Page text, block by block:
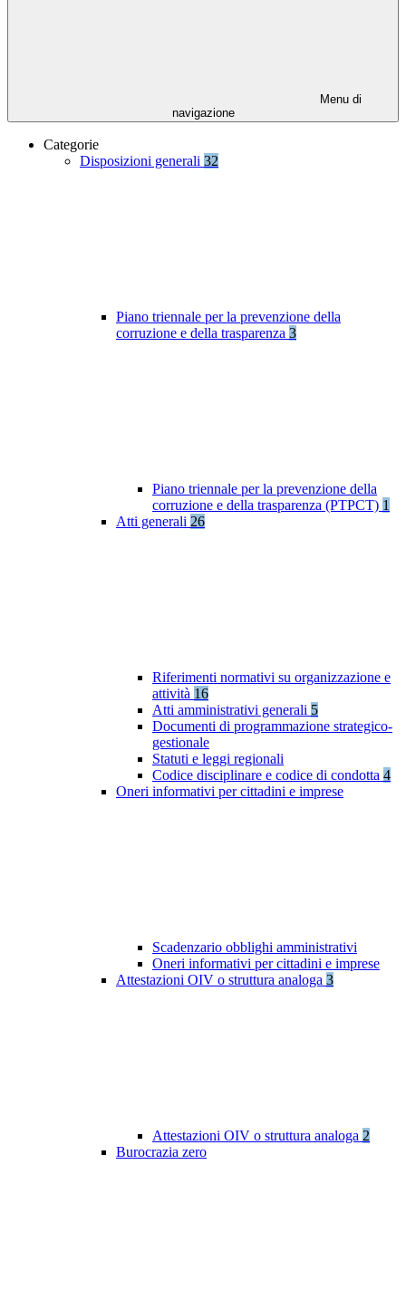
Menu di
navigazione
Categorie
Disposizioni generali 32
Piano triennale per la prevenzione della
corruzione e della trasparenza 3
Piano triennale per la prevenzione della
corruzione e della trasparenza (PTPCT) 1
Atti generali 26
Riferimenti normativi su organizzazione e
attività 16
Atti amministrativi generali 5
Documenti di programmazione strategico-
gestionale
Statuti e leggi regionali
Codice disciplinare e codice di condotta 4
Oneri informativi per cittadini e imprese
Scadenzario obblighi amministrativi
Oneri informativi per cittadini e imprese
Attestazioni OIV o struttura analoga 3
Attestazioni OIV o struttura analoga 2
Burocrazia zero